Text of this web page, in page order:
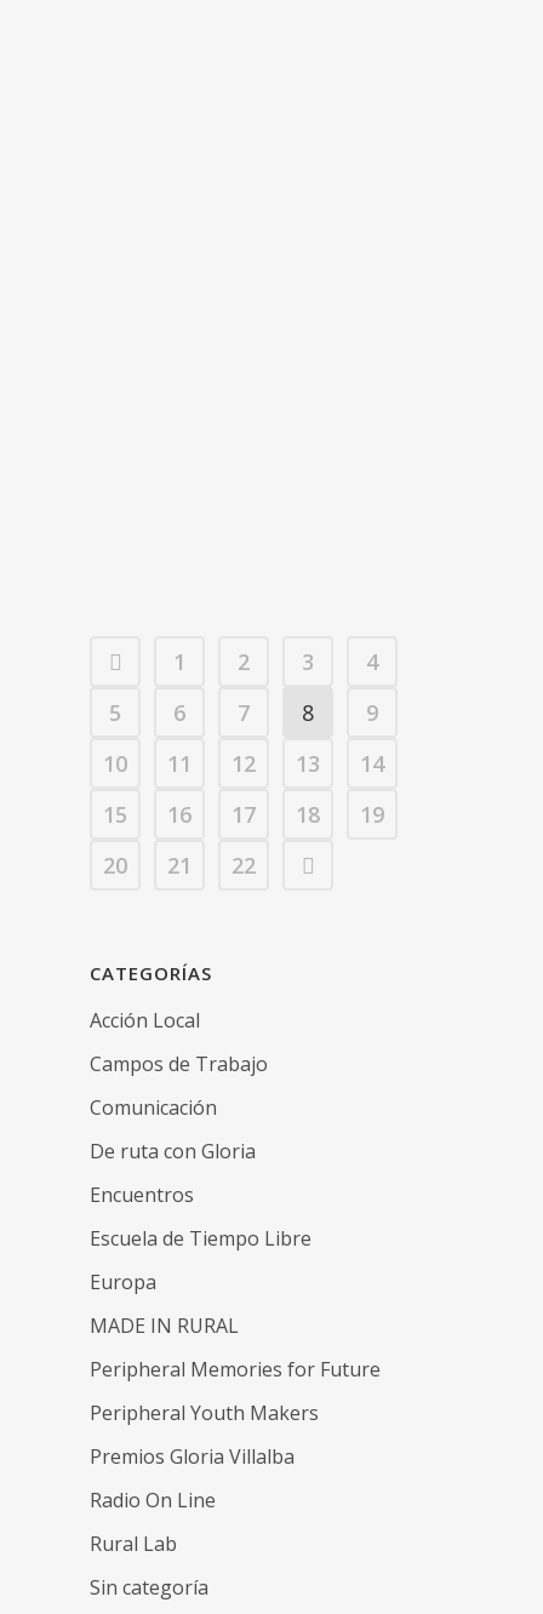
1 2 3
4
5
6 7 8
9
10
11 12 13
14
15
16 17 18
19
20
21 22
CATEGORÍAS
Acción Local
Campos de Trabajo
Comunicación
De ruta con Gloria
Encuentros
Escuela de Tiempo Libre
Europa
MADE IN RURAL
Peripheral Memories for Future
Peripheral Youth Makers
Premios Gloria Villalba
Radio On Line
Rural Lab
Sin categoría